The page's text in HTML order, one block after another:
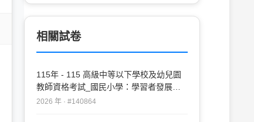
相關試卷
115年 - 115 高級中等以下學校及幼兒園
教師資格考試_國民小學：學習者發展與
適性輔導#140864
2026 年 · #140864